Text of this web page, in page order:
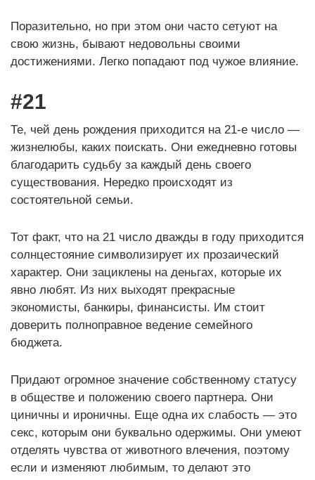
Поразительно, но при этом они часто сетуют на
свою жизнь, бывают недовольны своими
достижениями. Легко попадают под чужое влияние.
#21
Те, чей день рождения приходится на 21-е число —
жизнелюбы, каких поискать. Они ежедневно готовы
благодарить судьбу за каждый день своего
существования. Нередко происходят из
состоятельной семьи.
Тот факт, что на 21 число дважды в году приходится
солнцестояние символизирует их прозаический
характер. Они зациклены на деньгах, которые их
явно любят. Из них выходят прекрасные
экономисты, банкиры, финансисты. Им стоит
доверить полноправное ведение семейного
бюджета.
Придают огромное значение собственному статусу
в обществе и положению своего партнера. Они
циничны и ироничны. Еще одна их слабость — это
секс, которым они буквально одержимы. Они умеют
отделять чувства от животного влечения, поэтому
если и изменяют любимым, то делают это